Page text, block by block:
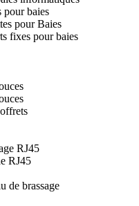
baies
pour Baies
fixes pour baies
RJ45
RJ45
de brassage